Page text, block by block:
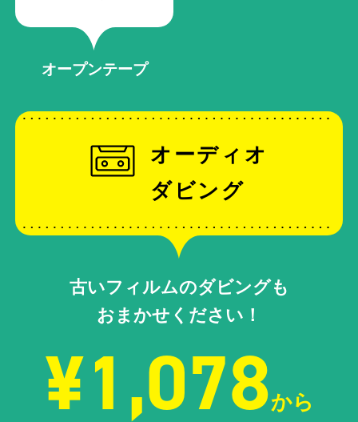
オープンテープ
オーディオ
ダビング
古いフィルムのダビングも
おまかせください！
¥1,078から